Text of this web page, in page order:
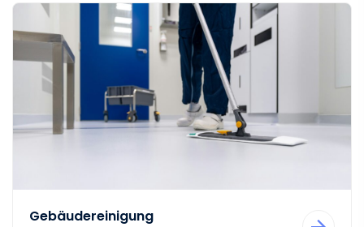
Gebäudereinigung